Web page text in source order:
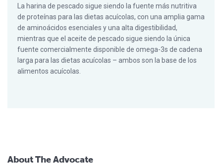
La harina de pescado sigue siendo la fuente más nutritiva
de proteínas para las dietas acuícolas, con una amplia gama
de aminoácidos esenciales y una alta digestibilidad,
mientras que el aceite de pescado sigue siendo la única
fuente comercialmente disponible de omega-3s de cadena
larga para las dietas acuícolas – ambos son la base de los
alimentos acuícolas.
About The Advocate